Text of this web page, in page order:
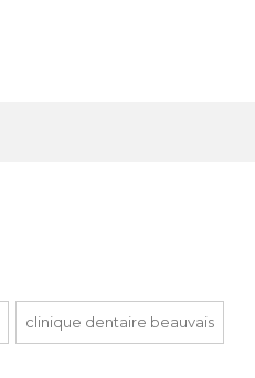
clinique dentaire beauvais